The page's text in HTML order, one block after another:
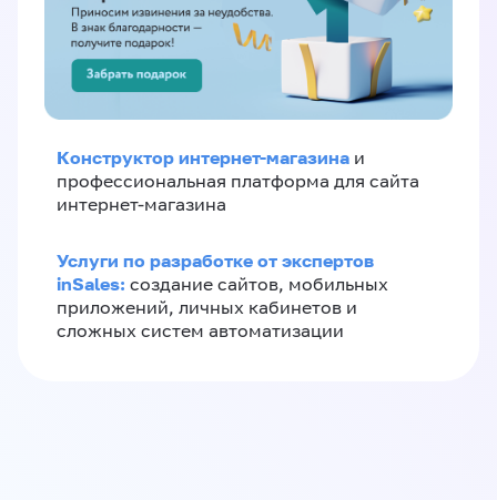
Конструктор интернет-магазина и
профессиональная платформа для сайта
интернет-магазина
Услуги по разработке от экспертов
inSales: создание сайтов, мобильных
приложений, личных кабинетов и
сложных систем автоматизации